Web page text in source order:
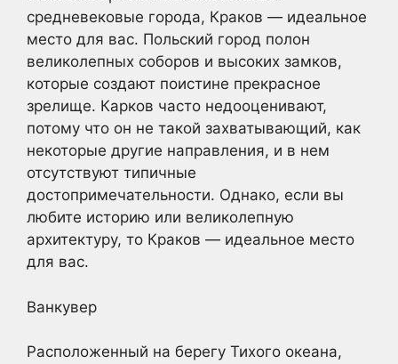
средневековые города, Краков — идеальное
место для вас. Польский город полон
великолепных соборов и высоких замков,
которые создают поистине прекрасное
зрелище. Карков часто недооценивают,
потому что он не такой захватывающий, как
некоторые другие направления, и в нем
отсутствуют типичные
достопримечательности. Однако, если вы
любите историю или великолепную
архитектуру, то Краков — идеальное место
для вас.
Ванкувер
Расположенный на берегу Тихого океана,